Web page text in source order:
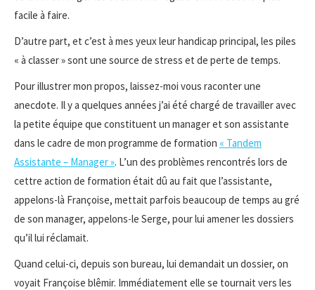
facile à faire.
D’autre part, et c’est à mes yeux leur handicap principal, les piles
« à classer » sont une source de stress et de perte de temps.
Pour illustrer mon propos, laissez-moi vous raconter une
anecdote. Il y a quelques années j’ai été chargé de travailler avec
la petite équipe que constituent un manager et son assistante
dans le cadre de mon programme de formation « Tandem
Assistante – Manager ». L’un des problèmes rencontrés lors de
cettre action de formation était dû au fait que l’assistante,
appelons-là Françoise, mettait parfois beaucoup de temps au gré
de son manager, appelons-le Serge, pour lui amener les dossiers
qu’il lui réclamait.
Quand celui-ci, depuis son bureau, lui demandait un dossier, on
voyait Françoise blêmir. Immédiatement elle se tournait vers les